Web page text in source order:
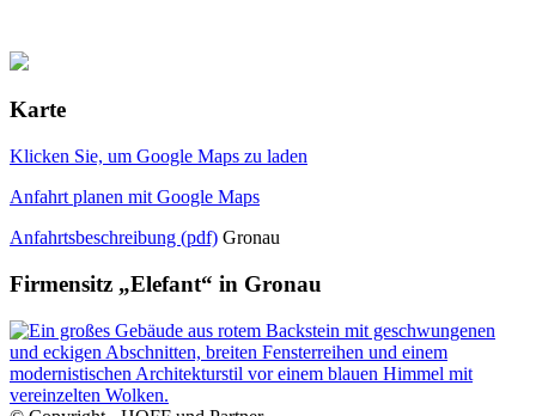
Karte
Klicken Sie, um Google Maps zu laden
Anfahrt planen mit Google Maps
Anfahrtsbeschreibung (pdf) Gronau
Firmensitz „Elefant“ in Gronau